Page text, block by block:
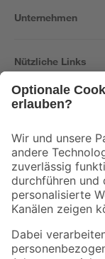
Unternehmen
Nützliche Links
Der toom Newsletter:
Zur Newsletter
Folge uns